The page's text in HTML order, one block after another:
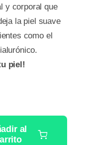
y corporal que
la piel suave
como el
piel!
al